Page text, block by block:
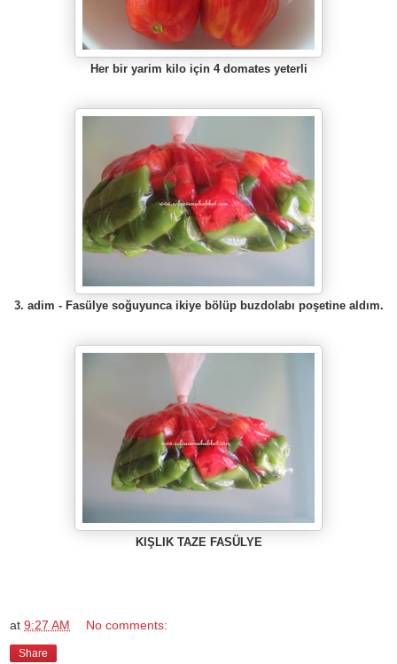
Her bir yarim kilo için 4 domates yeterli
3. adim - Fasülye soğuyunca ikiye bölüp buzdolabı poşetine aldım.
KIŞLIK TAZE FASÜLYE
at 9:27 AM No comments:
Share